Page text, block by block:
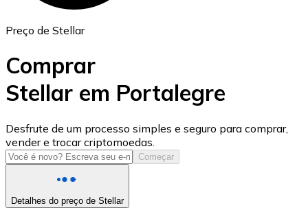
USD Coin
USDC
Preço de Stellar
Comprar
Stellar em Portalegre
Desfrute de um processo simples e seguro para comprar,
vender e trocar criptomoedas.
Começar
Detalhes do preço de Stellar